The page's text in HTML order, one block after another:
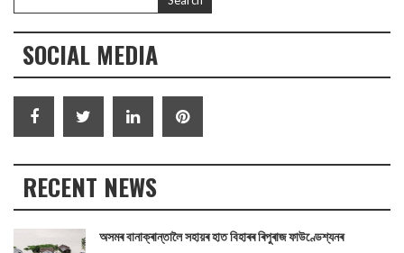
SOCIAL MEDIA
RECENT NEWS
অসমৰ বানাক্ৰান্তালৈ সহায়ৰ হাত বিহাৰৰ ৰিপুৰাজ ফাউণ্ডেশ্যনৰ